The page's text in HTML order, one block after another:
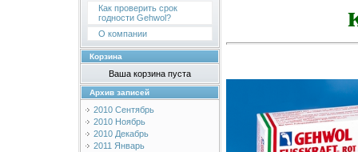
Как проверить срок
годности Gehwol?
О компании
Корзина
Ваша корзина пуста
Архив записей
2010 Сентябрь
2010 Ноябрь
2010 Декабрь
2011 Январь